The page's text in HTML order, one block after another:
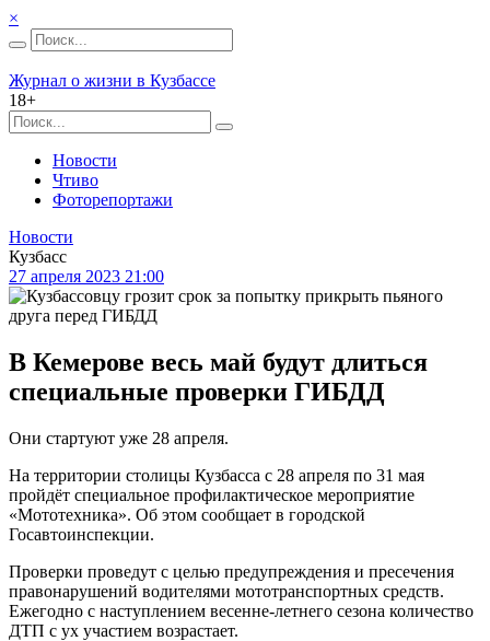
×
Журнал о жизни в Кузбассе
18+
Новости
Чтиво
Фоторепортажи
Новости
Кузбасс
27 апреля 2023 21:00
В Кемерове весь май будут длиться
специальные проверки ГИБДД
Они стартуют уже 28 апреля.
На территории столицы Кузбасса с 28 апреля по 31 мая
пройдёт специальное профилактическое мероприятие
«Мототехника». Об этом сообщает в городской
Госавтоинспекции.
Проверки проведут с целью предупреждения и пресечения
правонарушений водителями мототранспортных средств.
Ежегодно с наступлением весенне-летнего сезона количество
ДТП с ух участием возрастает.